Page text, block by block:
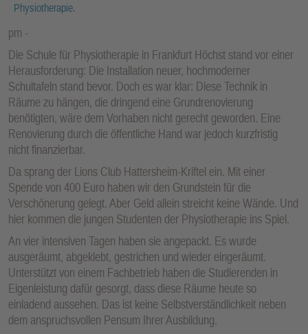
Physiotherapie.
pm
Die Schule für Physiotherapie in Frankfurt Höchst stand vor einer
Herausforderung: Die Installation neuer, hochmoderner
Schultafeln stand bevor. Doch es war klar: Diese Technik in
Räume zu hängen, die dringend eine Grundrenovierung
benötigten, wäre dem Vorhaben nicht gerecht geworden. Eine
Renovierung durch die öffentliche Hand war jedoch kurzfristig
nicht finanzierbar.
Da sprang der Lions Club Hattersheim-Kriftel ein. Mit einer
Spende von 400 Euro haben wir den Grundstein für die
Verschönerung gelegt. Aber Geld allein streicht keine Wände. Und
hier kommen die jungen Studenten der Physiotherapie ins Spiel.
An vier intensiven Tagen haben sie angepackt. Es wurde
ausgeräumt, abgeklebt, gestrichen und wieder eingeräumt.
Unterstützt von einem Fachbetrieb haben die Studierenden in
Eigenleistung dafür gesorgt, dass diese Räume heute so
einladend aussehen. Das ist keine Selbstverständlichkeit neben
dem anspruchsvollen Pensum Ihrer Ausbildung.